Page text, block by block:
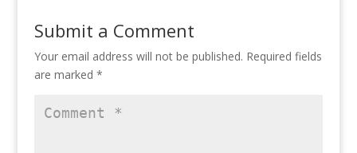
Submit a Comment
Your email address will not be published. Required fields
are marked *